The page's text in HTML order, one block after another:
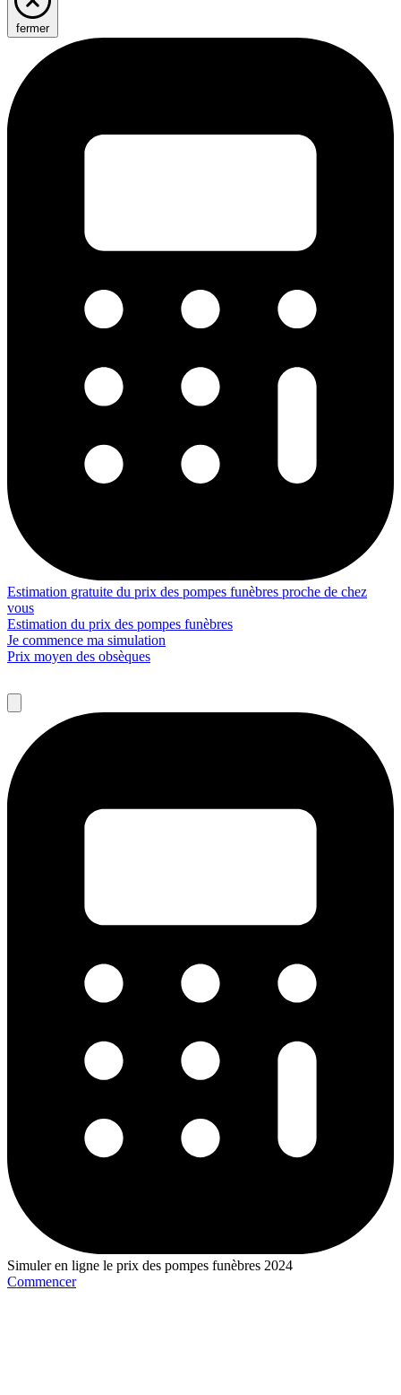
fermer
Estimation gratuite du prix des pompes funèbres proche de chez
vous
Estimation du prix des pompes funèbres
Je commence ma simulation
Prix moyen des obsèques
Simuler en ligne le prix des pompes funèbres 2024
Commencer